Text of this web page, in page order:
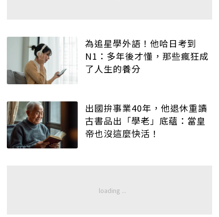
為追星學外語！他哈日考到
N1：多年後才懂，那些瘋狂成
了人生的養分
出國拚事業40年，他退休重讀
古書品出「學老」底蘊：當皇
帝也沒這麼快活！